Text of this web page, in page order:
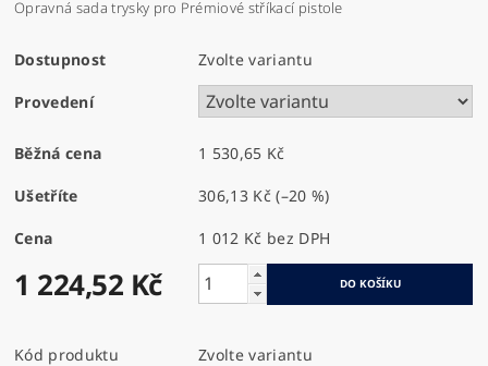
Opravná sada trysky pro Prémiové stříkací pistole
Dostupnost Zvolte variantu
Provedení
Běžná cena 1 530,65 Kč
Ušetříte 306,13 Kč(–20 %)
Cena 1 012 Kč bez DPH
1 224,52 Kč
Kód produktu
Zvolte variantu